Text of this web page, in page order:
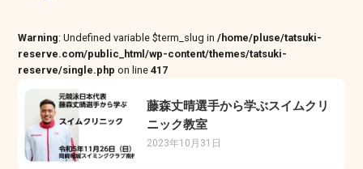
Warning: Undefined variable $term_slug in/home/pluse/tatsuki-
reserve.com/public_html/wp-content/themes/tatsuki-
reserve/single.php on line417
藤森丈晴選手から学ぶスイムクリ
ニック教室
2023年10月31日